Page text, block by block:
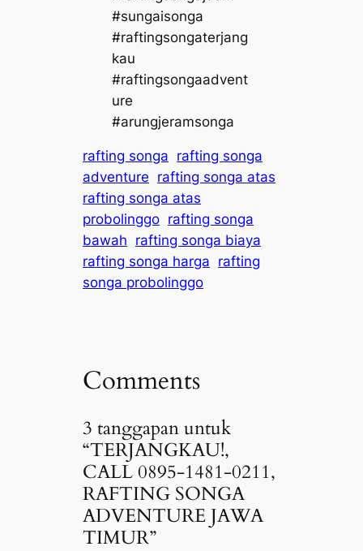
#sungaisonga
#raftingsongaterjang
kau
#raftingsongaadvent
ure
#arungjeramsonga
rafting songa rafting songa
adventure rafting songa atas
rafting songa atas
probolinggo rafting songa
bawah rafting songa biaya
rafting songa harga rafting
songa probolinggo
Comments
3 tanggapan untuk
“TERJANGKAU!,
CALL 0895-1481-0211,
RAFTING SONGA
ADVENTURE JAWA
TIMUR”